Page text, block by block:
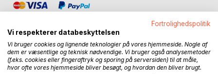
BESKRIVELSE
Fortrolighedspolitik
Vi respekterer databeskyttelsen
Vi bruger cookies og lignende teknologier på vores hjemmeside. Nogle af
dem er væsentlige og teknisk nødvendige. Vi bruger også analysemetoder
(f.eks. cookies eller fingeraftryk og sporing på serversiden) til at måle,
hvor ofte vores hjemmeside bliver besøgt, og hvordan den bliver brugt.